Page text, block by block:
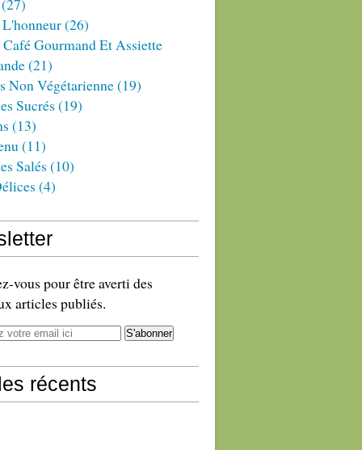
(27)
(26)
Gourmand Et Assiette
(21)
Non Végétarienne(19)
Sucrés (19)
(13)
(11)
Salés (10)
(4)
vous pour être averti des
articles publiés.
récents